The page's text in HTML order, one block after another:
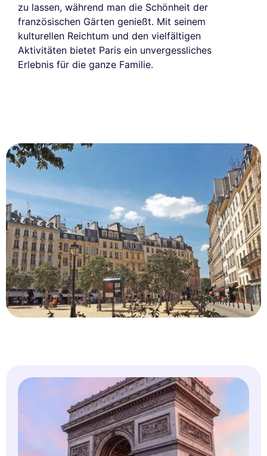
zu lassen, während man die Schönheit der
französischen Gärten genießt. Mit seinem
kulturellen Reichtum und den vielfältigen
Aktivitäten bietet Paris ein unvergessliches
Erlebnis für die ganze Familie.